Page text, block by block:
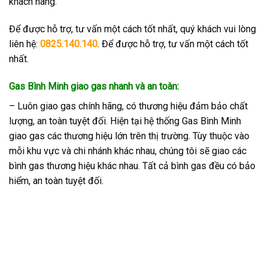
Để được hỗ trợ, tư vấn một cách tốt nhất, quý khách vui lòng
liên hệ: 0825.140.140. Để được hỗ trợ, tư vấn một cách tốt
nhất.
Gas Bình Minh giao gas nhanh và an toàn:
– Luôn giao gas chính hãng, có thương hiệu đảm bảo chất
lượng, an toàn tuyệt đối. Hiện tại hệ thống Gas Bình Minh
giao gas các thương hiệu lớn trên thị trường. Tùy thuộc vào
mỗi khu vực và chi nhánh khác nhau, chúng tôi sẽ giao các
bình gas thương hiệu khác nhau. Tất cả bình gas đều có bảo
hiểm, an toàn tuyệt đối.